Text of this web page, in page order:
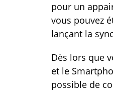
pour un
vous pouvez
lançant la
Dès lors que
et le
possible de